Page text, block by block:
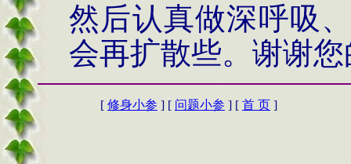
然后认真做深呼吸
会再扩散些。谢谢您
[ 修身小参 ] [ 问题小参 ] [ 首 页 ]